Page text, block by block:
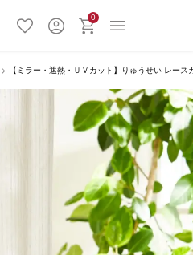
0
【ミラー・遮熱・ＵＶカット】りゅうせい レー